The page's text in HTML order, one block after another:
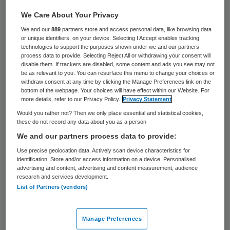
Zorgorganisatie Coloriet start het Coloriet
College. Samen met ROC Friese Poort
Emmeloord/Urk gaat Coloriet de mbo-
opleiding Maatschappelijke verzorgende
aanbieden.
Coloriet College start met 24 leerplekken en
duurt drie jaar. Het laatste jaar is in BBL-
traject met salaris en vergoeding van
studiekosten. Bovendien is er baangarantie
en mogelijkheid intern door te groeien.
De hele opleiding vindt plaats in de praktijk
en Wijkzorg in Lelystad. Ook de docenten
We Care About Your Privacy
We and our889 partners store and access personal data, like browsing data
or unique identifiers, on your device. Selecting I Accept enables tracking
technologies to support the purposes shown under we and our partners
process data to provide. Selecting Reject All or withdrawing your consent will
disable them. If trackers are disabled, some content and ads you see may not
be as relevant to you. You can resurface this menu to change your choices or
withdraw consent at any time by clicking the Manage Preferences link on the
bottom of the webpage. Your choices will have effect within our Website. For
more details, refer to our Privacy Policy.
Privacy Statement
Would you rather not? Then we only place essential and statistical cookies,
these do not record any data about you as a person
We and our partners process data to provide:
Use precise geolocation data. Actively scan device characteristics for
identification. Store and/or access information on a device. Personalised
advertising and content, advertising and content measurement, audience
research and services development.
List of Partners (vendors)
Manage Preferences